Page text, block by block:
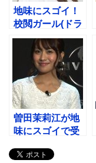
地味にスゴイ！
校閲ガール(ドラ
マ)キャスト！是
永是之は誰？
曽田茉莉江が地
味にスゴイで受
声？山口達也と